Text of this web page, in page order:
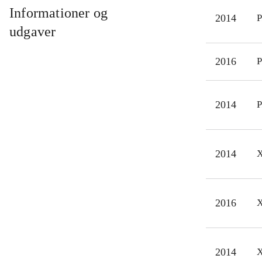
Informationer og
udgaver
2014
2016
2014
2014
2016
2014